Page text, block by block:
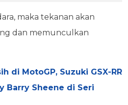
maka tekanan akan
dan memunculkan
di MotoGP, Suzuki GSX-RR
Barry Sheene di Seri